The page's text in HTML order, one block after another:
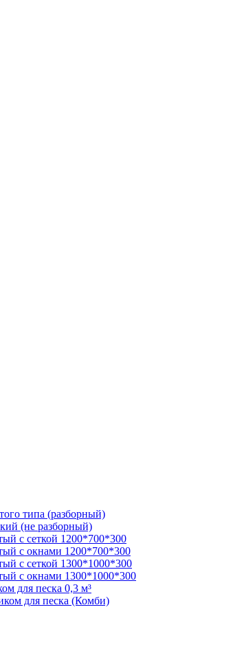
типа (разборный)
(не разборный)
с сеткой 1200*700*300
с окнами 1200*700*300
с сеткой 1300*1000*300
с окнами 1300*1000*300
для песка 0,3 м³
для песка (Комби)